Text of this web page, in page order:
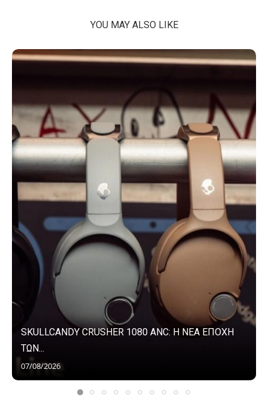
YOU MAY ALSO LIKE
SKULLCANDY CRUSHER 1080 ANC: Η ΝΕΑ ΕΠΟΧΗ
ΤΩΝ...
07/08/2026